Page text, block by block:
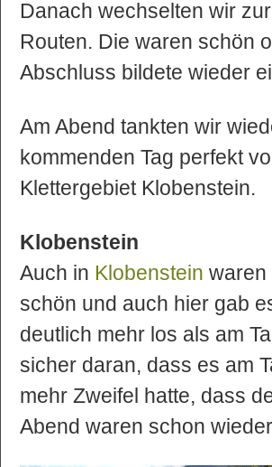
Danach wechselten wir
Routen. Die waren schön
Abschluss bildete wieder
Am Abend tankten wir
kommenden Tag perfekt
Klettergebiet Klobenstein.
Klobenstein
Auch in Klobenstein waren
schön und auch hier gab
deutlich mehr los als am
sicher daran, dass es am
mehr Zweifel hatte, dass
Abend waren schon